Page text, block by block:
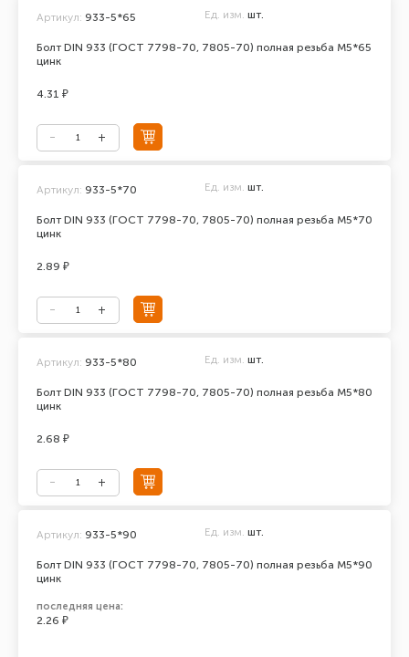
Болт DIN 933 (ГОСТ 7798-70, 7805-70) полная резьба М5*65
цинк
Артикул: 933-5*65 Ед. изм. шт.
4.31 ₽
Болт DIN 933 (ГОСТ 7798-70, 7805-70) полная резьба М5*70
цинк
Артикул: 933-5*70 Ед. изм. шт.
2.89 ₽
Болт DIN 933 (ГОСТ 7798-70, 7805-70) полная резьба М5*80
цинк
Артикул: 933-5*80 Ед. изм. шт.
2.68 ₽
Болт DIN 933 (ГОСТ 7798-70, 7805-70) полная резьба М5*90
цинк
Артикул: 933-5*90 Ед. изм. шт.
последняя цена:
2.26 ₽